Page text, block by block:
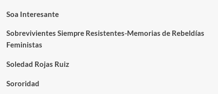
Soa Interesante
Sobrevivientes Siempre Resistentes-Memorias de Rebeldías
Feministas
Soledad Rojas Ruiz
Sororidad